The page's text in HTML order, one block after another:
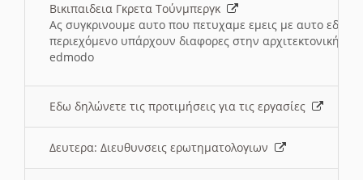
Βικιπαιδεια Γκρετα Τούνμπεργκ
Ας συγκρινουμε αυτο που πετυχαμε εμεις με αυτο εδω
περιεχόμενο υπάρχουν διαφορες στην αρχιτεκτονική
edmodo
Εδω δηλώνετε τις προτιμήσεις για τις εργασίες
Δευτερα: Διευθυνσεις ερωτηματολογιων